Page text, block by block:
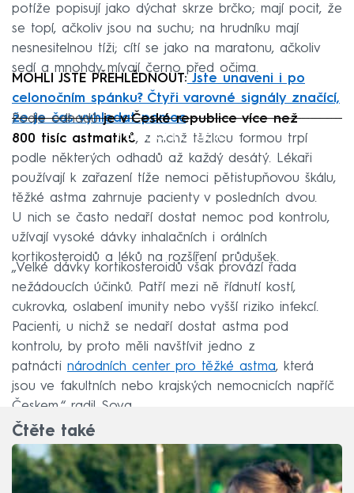
potíže popisují jako dýchat skrze brčko; mají pocit, že
se topí, ačkoliv jsou na suchu; na hrudníku mají
nesnesitelnou tíži; cítí se jako na maratonu, ačkoliv
sedí a mnohdy mívají černo před očima.
MOHLI JSTE PŘEHLÉDNOUT:Jste unaveni i po
celonočním spánku? Čtyři varovné signály značící,
že je čas vyhledat pomoc
Failed to fetch
Podle odhadůje v České republice více než
800 tisíc astmatiků, z nichž těžkou formou trpí
podle některých odhadů až každý desátý. Lékaři
používají k zařazení tíže nemoci pětistupňovou škálu,
těžké astma zahrnuje pacienty v posledních dvou.
U nich se často nedaří dostat nemoc pod kontrolu,
užívají vysoké dávky inhalačních i orálních
kortikosteroidů a léků na rozšíření průdušek.
„Velké dávky kortikosteroidů však provází řada
nežádoucích účinků. Patří mezi ně řídnutí kostí,
cukrovka, oslabení imunity nebo vyšší riziko infekcí.
Pacienti, u nichž se nedaří dostat astma pod
kontrolu, by proto měli navštívit jedno z
patnácti národních center pro těžké astma, která
jsou ve fakultních nebo krajských nemocnicích napříč
Českem,“ radil Sova.
Čtěte také